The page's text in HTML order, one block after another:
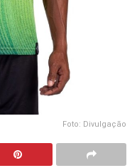
Foto: Divulgação